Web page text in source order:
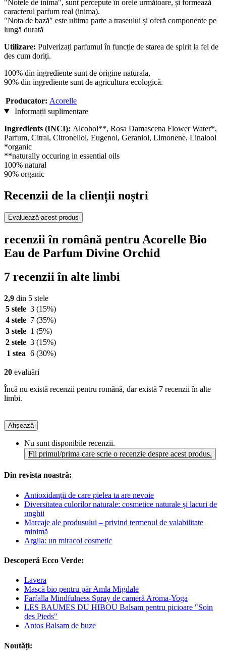
"Notele de inima", sunt percepute în orele următoare, și formează
caracterul parfum real (inima).
"Nota de bază" este ultima parte a traseului și oferă componente pe
lungă durată
Utilizare: Pulverizați parfumul în funcție de starea de spirit la fel de
des cum doriți.
100% din ingrediente sunt de origine naturala,
90% din ingrediente sunt de agricultura ecologică.
Producator: Acorelle
Informații suplimentare
Ingredients (INCI): Alcohol**, Rosa Damascena Flower Water*,
Parfum, Citral, Citronellol, Eugenol, Geraniol, Limonene, Linalool
*organic
**naturally occuring in essential oils
100% natural
90% organic
Recenzii de la clienții noștri
Evaluează acest produs
recenzii în română pentru Acorelle Bio
Eau de Parfum Divine Orchid
7 recenzii în alte limbi
2,9 din 5 stele
5 stele 3 (15%)
4 stele 7 (35%)
3 stele 1 (5%)
2 stele 3 (15%)
1 stea 6 (30%)
20 evaluări
Încă nu există recenzii pentru română, dar există 7 recenzii în alte
limbi.
Afișează
Nu sunt disponibile recenzii.
Fii primul/prima care scrie o recenzie despre acest produs.
Din revista noastră:
Antioxidanții de care pielea ta are nevoie
Diversitatea culorilor naturale: cosmetice naturale și lacuri de
unghii
Marcaje ale produsului – privind termenul de valabilitate
minimă
Argila: un miracol cosmetic
Descoperă Ecco Verde:
Lavera
Mască bio pentru păr Amla Migdale
Farfalla Mindfulness Spray de cameră Aroma-Yoga
LES BAUMES DU HIBOU Balsam pentru picioare "Soin
des Pieds"
Antos Balsam de buze
Noutăți: